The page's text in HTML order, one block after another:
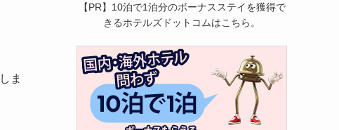
しま
【PR】10泊で1泊分のボーナスステイを獲得で
きるホテルズドットコムはこちら。